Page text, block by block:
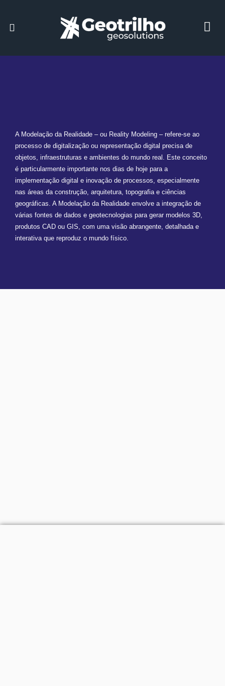
A Modelação da Realidade – ou Reality Modeling – refere-se ao
processo de digitalização ou representação digital precisa de
objetos, infraestruturas e ambientes do mundo real. Este conceito
é particularmente importante nos dias de hoje para a
implementação digital e inovação de processos, especialmente
nas áreas da construção, arquitetura, topografia e ciências
geográficas. A Modelação da Realidade envolve a integração de
várias fontes de dados e geotecnologias para gerar modelos 3D,
produtos CAD ou GIS, com uma visão abrangente, detalhada e
interativaque reproduz o mundo físico.